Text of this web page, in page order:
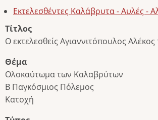
Εκτελεσθέντες Καλάβρυτα - Αυλές -
Τίτλος
Ο εκτελεσθείς Αγιαννιτόπουλος
Θέμα
Ολοκαύτωμα των Καλαβρύτων
Β Παγκόσμιος Πόλεμος
Κατοχή